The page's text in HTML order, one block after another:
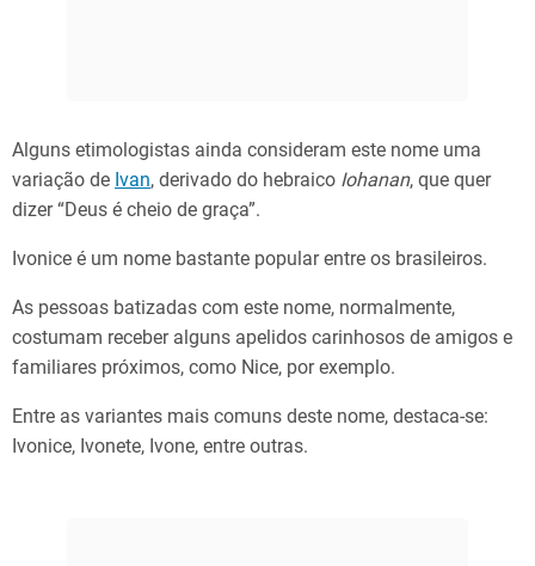
Alguns etimologistas ainda consideram este nome uma
variação de Ivan, derivado do hebraico Iohanan, que quer
dizer “Deus é cheio de graça”.
Ivonice é um nome bastante popular entre os brasileiros.
As pessoas batizadas com este nome, normalmente,
costumam receber alguns apelidos carinhosos de amigos e
familiares próximos, como Nice, por exemplo.
Entre as variantes mais comuns deste nome, destaca-se:
Ivonice, Ivonete, Ivone, entre outras.